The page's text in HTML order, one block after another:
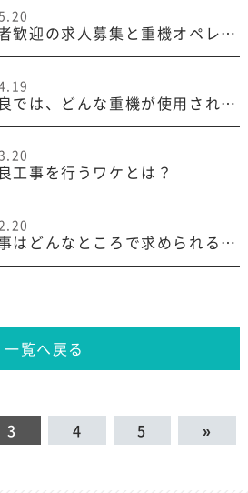
未経験者歓迎の求人募集と重機オペレーターとしてのやりがい
地盤改良では、どんな重機が使用されるの？
工事を行うワケとは？
山留工事はどんなところで求められる工事？
一覧へ戻る
3 4 5 »